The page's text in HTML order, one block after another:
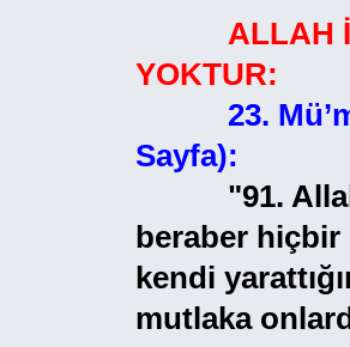
ALLAH
YOKTUR:
23.
Sayfa):
"91. Allah
beraber
kendi
mutlaka